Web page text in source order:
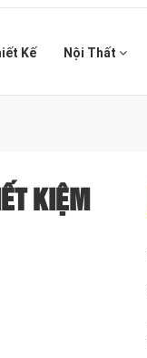
Kế Nội Thất
KIỆM